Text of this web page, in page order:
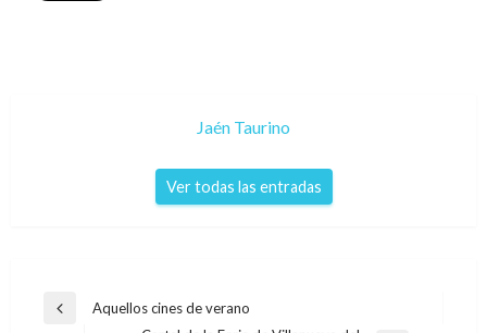
Jaén Taurino
Ver todas las entradas
Navegación
Entrada
Aquellos cines de verano